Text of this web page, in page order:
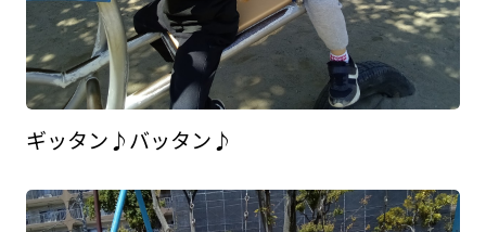
ギッタン♪バッタン♪